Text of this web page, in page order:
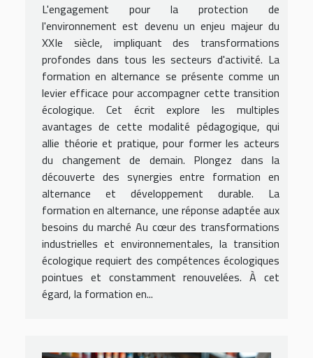
L'engagement pour la protection de
l'environnement est devenu un enjeu majeur du
XXIe siècle, impliquant des transformations
profondes dans tous les secteurs d'activité. La
formation en alternance se présente comme un
levier efficace pour accompagner cette transition
écologique. Cet écrit explore les multiples
avantages de cette modalité pédagogique, qui
allie théorie et pratique, pour former les acteurs
du changement de demain. Plongez dans la
découverte des synergies entre formation en
alternance et développement durable. La
formation en alternance, une réponse adaptée aux
besoins du marché Au cœur des transformations
industrielles et environnementales, la transition
écologique requiert des compétences écologiques
pointues et constamment renouvelées. À cet
égard, la formation en...